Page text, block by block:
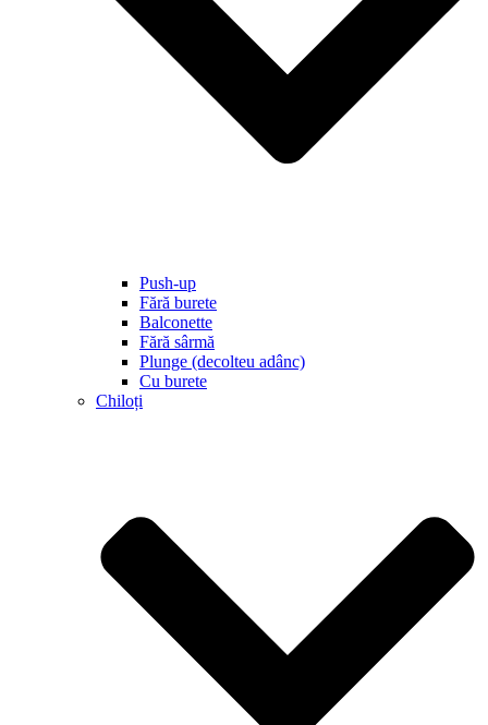
Push-up
Fără burete
Balconette
Fără sârmă
Plunge (decolteu adânc)
Cu burete
Chiloți